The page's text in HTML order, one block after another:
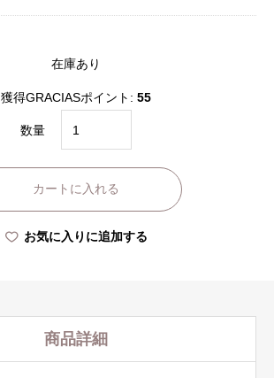
在庫あり
獲得GRACIASポイント: 55
数量
Graft
白
ワ
ン
カートに入れる
お気に入りに追加する
商品詳細